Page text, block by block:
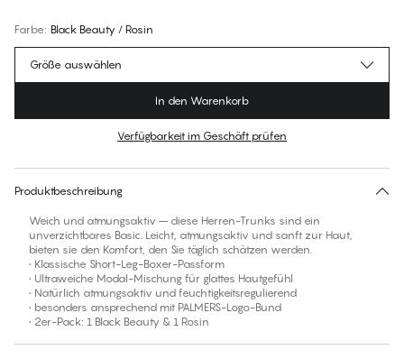
Farbe: Black Beauty / Rosin
Für diesen Artikel gibt es keine empfohlene Größe
Größe auswählen
In den Warenkorb
Verfügbarkeit im Geschäft prüfen
Produktbeschreibung
Weich und atmungsaktiv – diese Herren-Trunks sind ein
unverzichtbares Basic. Leicht, atmungsaktiv und sanft zur Haut,
bieten sie den Komfort, den Sie täglich schätzen werden.
• Klassische Short-Leg-Boxer-Passform
• Ultraweiche Modal-Mischung für glattes Hautgefühl
• Natürlich atmungsaktiv und feuchtigkeitsregulierend
• besonders ansprechend mit PALMERS-Logo-Bund
• 2er-Pack: 1 Black Beauty & 1 Rosin